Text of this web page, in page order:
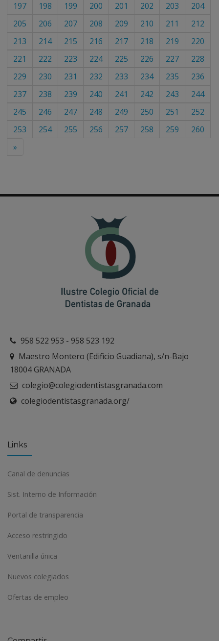
197
198 199 200 201 202 203
204
205
206 207 208 209 210 211
212
213
214 215 216 217 218 219
220
221
222 223 224 225 226 227
228
229
230 231 232 233 234 235
236
237
238 239 240 241 242 243
244
245
246 247 248 249 250 251
252
253
254 255 256 257 258 259
260
»
958 522 953 - 958 523 192
Maestro Montero (Edificio Guadiana), s/n-Bajo
18004 GRANADA
colegio@colegiodentistasgranada.com
colegiodentistasgranada.org/
Links
Canal de denuncias
Sist. Interno de Información
Portal de transparencia
Acceso restringido
Ventanilla única
Nuevos colegiados
Ofertas de empleo